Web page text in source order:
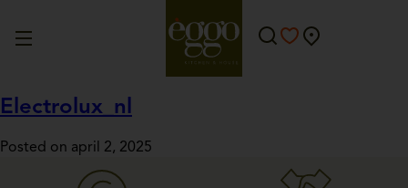
Electrolux_nl
Posted on april 2, 2025